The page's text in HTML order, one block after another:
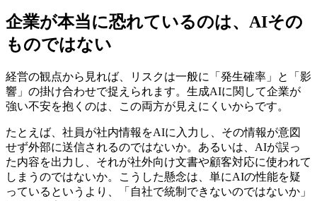
企業が本当に恐れているのは、AIその
ものではない
経営の観点から見れば、リスクは一般に「発生確率」と「影
響」の掛け合わせで捉えられます。生成AIに関して企業が
強い不安を抱くのは、この両方が見えにくいからです。
たとえば、社員が社内情報をAIに入力し、その情報が意図
せず外部に送信されるのではないか。あるいは、AIが誤っ
た内容を出力し、それが社外向け文書や顧客対応に使われて
しまうのではないか。こうした懸念は、単にAIの性能を疑
っているというより、「自社で統制できないのではないか」